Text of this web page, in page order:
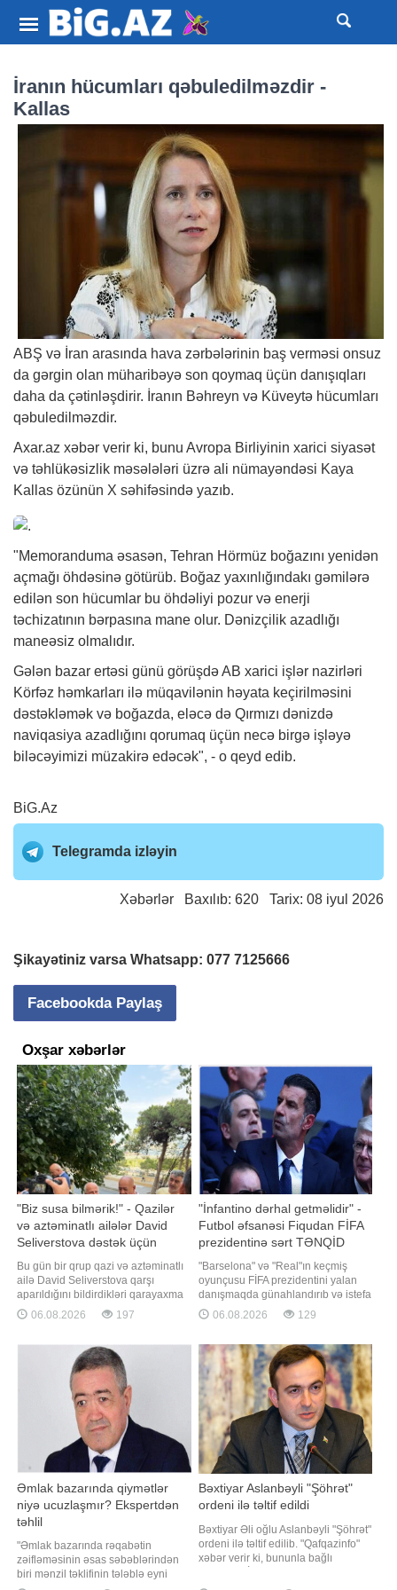
İranın hücumları qəbuledilməzdir -
Kallas
ABŞ və İran arasında hava zərbələrinin baş verməsi onsuz
da gərgin olan müharibəyə son qoymaq üçün danışıqları
daha da çətinləşdirir. İranın Bəhreyn və Küveytə hücumları
qəbuledilməzdir.
Axar.az xəbər verir ki, bunu Avropa Birliyinin xarici siyasət
və təhlükəsizlik məsələləri üzrə ali nümayəndəsi Kaya
Kallas özünün X səhifəsində yazıb.
"Memoranduma əsasən, Tehran Hörmüz boğazını yenidən
açmağı öhdəsinə götürüb. Boğaz yaxınlığındakı gəmilərə
edilən son hücumlar bu öhdəliyi pozur və enerji
təchizatının bərpasına mane olur. Dənizçilik azadlığı
maneəsiz olmalıdır.
Gələn bazar ertəsi günü görüşdə AB xarici işlər nazirləri
Körfəz həmkarları ilə müqavilənin həyata keçirilməsini
dəstəkləmək və boğazda, eləcə də Qırmızı dənizdə
naviqasiya azadlığını qorumaq üçün necə birgə işləyə
biləcəyimizi müzakirə edəcək", - o qeyd edib.
BiG.Az
Telegramda izləyin
Xəbərlər Baxılıb: 620 Tarix: 08 iyul 2026
Şikayətiniz varsa Whatsapp: 077 7125666
Facebookda Paylaş
Oxşar xəbərlər
"Biz susa bilmərik!" - Qazilər
və aztəminatlı ailələr David
Seliverstova dəstək üçün
müəssisənin qarşısına toplaşdı
Bu gün bir qrup qazi və aztəminatlı
ailə David Seliverstova qarşı
aparıldığını bildirdikləri qarayaxma
kampaniyasına etiraz əlaməti
olaraq onun fəaliyyət göstərdiyi
xəbər verir ki, toplaşanlar əllərində
müxtəlif şüarlar tutaraq, haqqında
yayılan məlumatlarla razı
olmadıqların
06.08.2026 197
"İnfantino dərhal getməlidir" -
Futbol əfsanəsi Fiqudan FİFA
prezidentinə sərt TƏNQİD
"Barselona" və "Real"ın keçmiş
oyunçusu FİFA prezidentini yalan
danışmaqda günahlandırıb və istefa
verməyə çağırıb. -ın xarici mediaya
istinadən xəbərinə görə,
Fiqu FİFA prezidenti Canni
İnfantinonu sərt tənqid edib.
"Barselona" və "Real"ı
06.08.2026 129
Əmlak bazarında qiymətlər
niyə ucuzlaşmır? Ekspertdən
təhlil
"Əmlak bazarında rəqabətin
zəifləməsinin əsas səbəblərindən
biri mənzil təklifinin tələblə eyni
Bəxtiyar Aslanbəyli "Şöhrət"
ordeni ilə təltif edildi
Bəxtiyar Əli oğlu Aslanbəyli "Şöhrət"
ordeni ilə təltif edilib. "Qafqazinfo"
xəbər verir ki, bununla bağlı
imzalayıb. Bəxtiyar Aslanbəyli